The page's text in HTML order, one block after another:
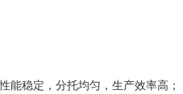
能稳定，分托均匀，生产效率高；